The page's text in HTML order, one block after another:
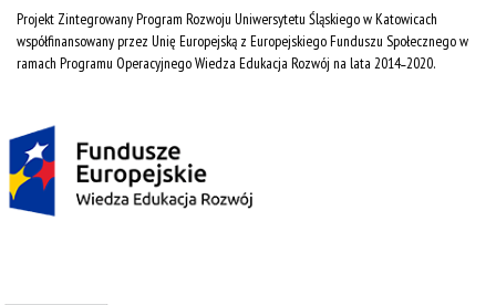
Projekt Zintegrowany Program Rozwoju Uniwersytetu Śląskiego w Katowicach
współfinansowany przez Unię Europejską z Europejskiego Funduszu Społecznego w
ramach Programu Operacyjnego Wiedza Edukacja Rozwój na lata 2014˗2020.